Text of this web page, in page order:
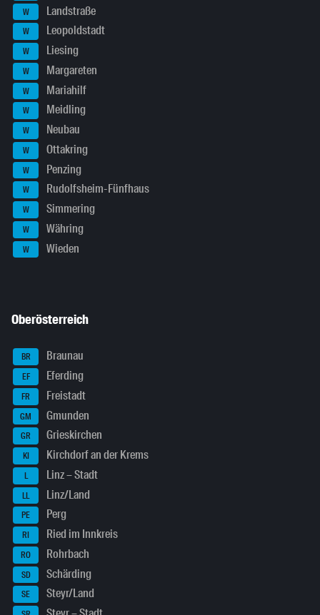
W Landstraße
W Leopoldstadt
W Liesing
W Margareten
W Mariahilf
W Meidling
W Neubau
W Ottakring
W Penzing
W Rudolfsheim-Fünfhaus
W Simmering
W Währing
W Wieden
Oberösterreich
BR Braunau
EF Eferding
FR Freistadt
GM Gmunden
GR Grieskirchen
KI Kirchdorf an der Krems
L Linz – Stadt
LL Linz/Land
PE Perg
RI Ried im Innkreis
RO Rohrbach
SD Schärding
SE Steyr/Land